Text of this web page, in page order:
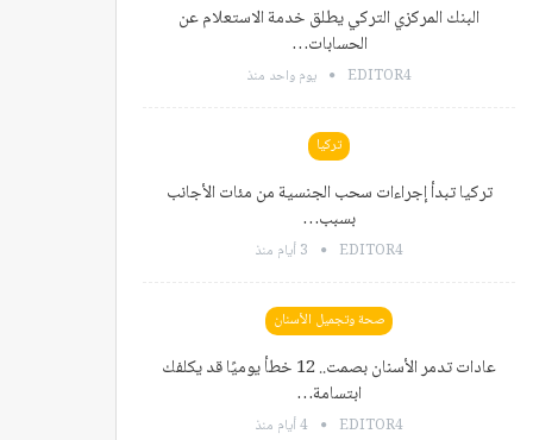
البنك المركزي التركي يطلق خدمة الاستعلام عن
الحسابات…
EDITOR4 يوم واحد منذ
تركيا
تركيا تبدأ إجراءات سحب الجنسية من مئات الأجانب
بسبب…
EDITOR4 3 أيام منذ
صحة وتجميل الأسنان
عادات تدمر الأسنان بصمت.. 12 خطأ يوميًا قد يكلفك
ابتسامة…
EDITOR4 4 أيام منذ